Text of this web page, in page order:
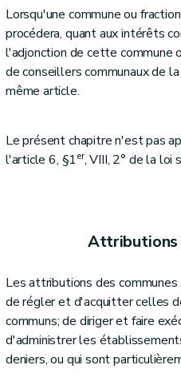
Art. L1122-28
Art. L1122-29
Section 3 Attributions du
Art. L1122-30
Art. L1122-31
Art. L1122-33
Art. L1122-34
L1122-37
Section première Les groupes
Art. L1123-1
Art. L1123-2
Section 2 Le collège communal
Art. L1123-3
Lorsqu'une commune ou
procédera, quant aux intérêts
l'adjonction de cette commune
de conseillers communaux de
même article.
Le présent chapitre n'est pas
l'article 6, §1er, VIII, 2° de la
Attributions
Les attributions des
de régler et d'acquitter celles
communs; de diriger et faire
d'administrer les
deniers, ou qui sont